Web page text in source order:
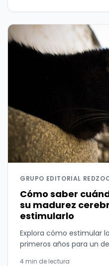
GRUPO EDITORIAL
Cómo saber
su madurez
estimularlo
Explora cómo estimular
primeros años para un
4 min de lectura